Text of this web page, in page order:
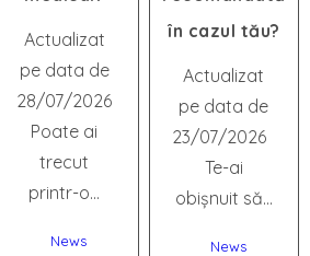
Actualizat
pe data de
28/07/2026
Poate ai
trecut
printr-o...
News
în cazul tău?
Actualizat
pe data de
23/07/2026
Te-ai
obișnuit să...
News